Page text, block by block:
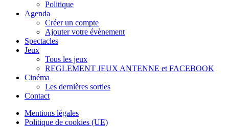
Politique
Agenda
Créer un compte
Ajouter votre évènement
Spectacles
Jeux
Tous les jeux
REGLEMENT JEUX ANTENNE et FACEBOOK
Cinéma
Les dernières sorties
Contact
Mentions légales
Politique de cookies (UE)